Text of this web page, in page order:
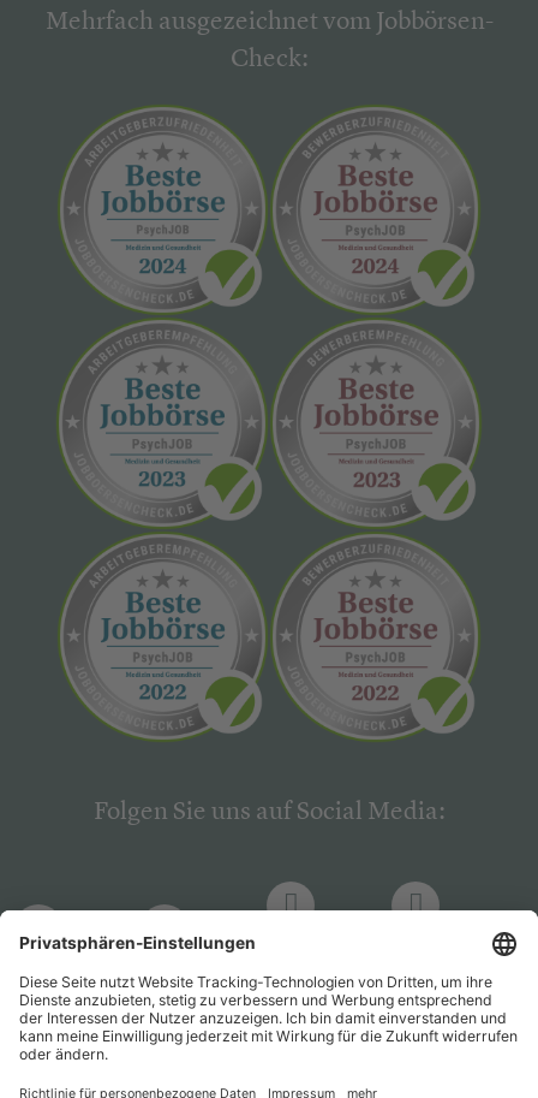
Mehrfach ausgezeichnet vom Jobbörsen-
Check:
Folgen Sie uns auf Social Media:
PsychJOB PsychJOB
Hogrefe
Verlag
Hogrefe
Verlag